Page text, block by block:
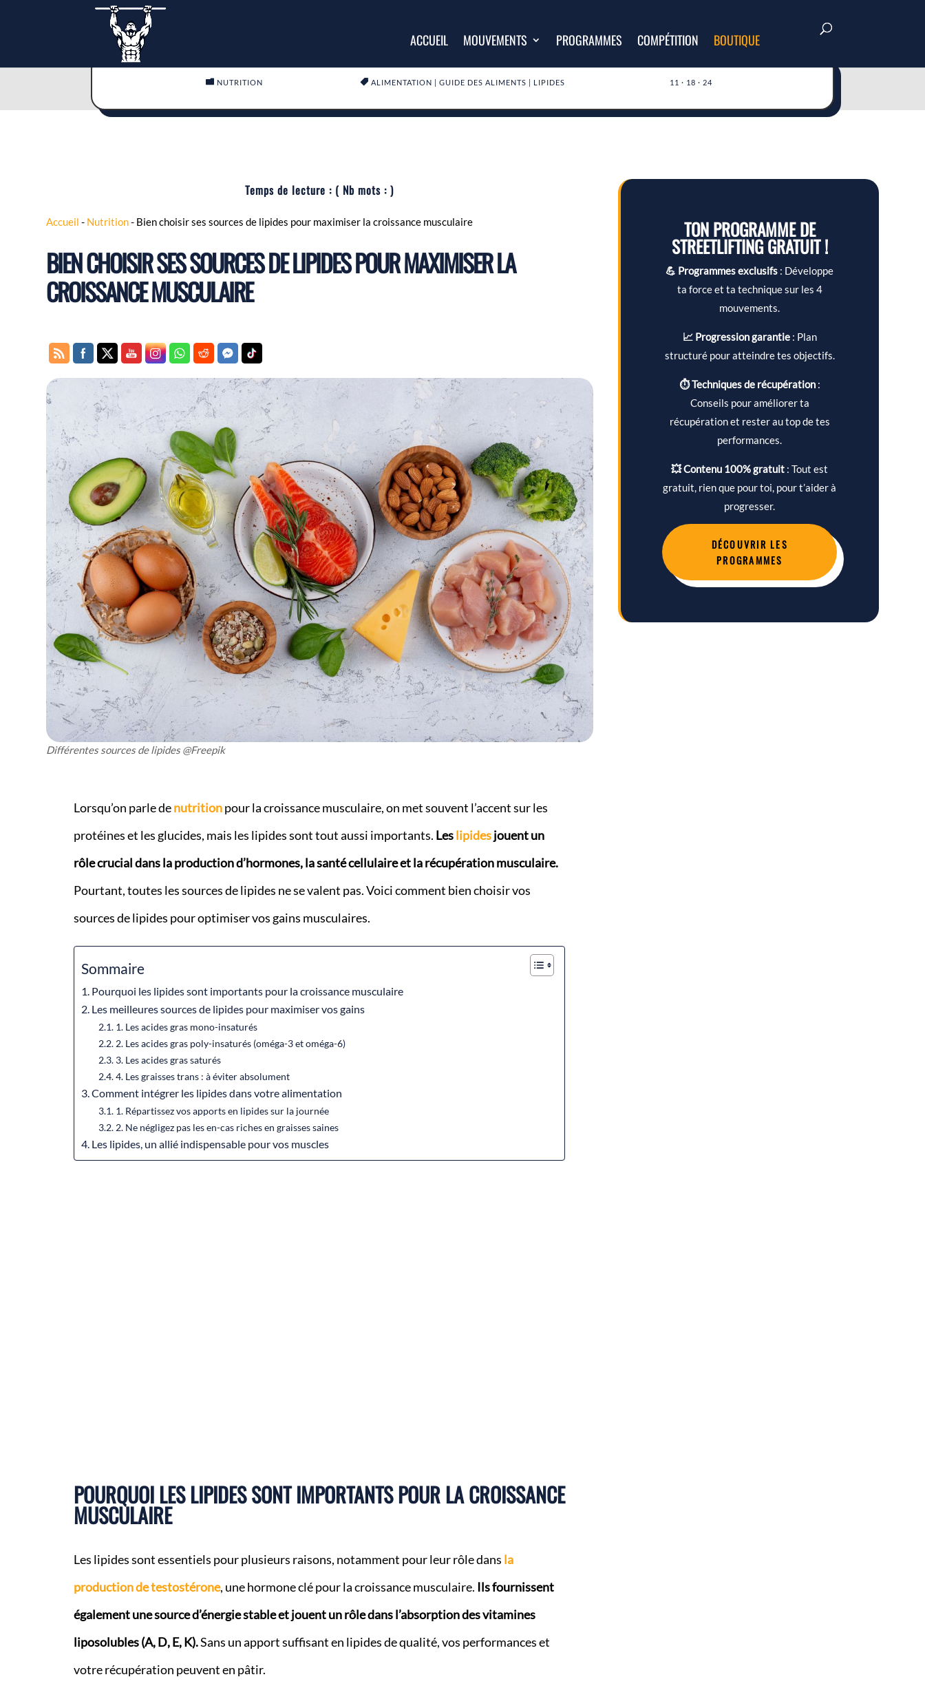
ACCUEIL MOUVEMENTS PROGRAMMES COMPÉTITION BOUTIQUE
 NUTRITION  ALIMENTATION | GUIDE DES ALIMENTS | LIPIDES 11 · 18 · 24
Temps de lecture : ( Nb mots :)
Accueil - Nutrition- Bien choisir ses sources de lipides pour maximiser la croissance musculaire
BIEN CHOISIR SES SOURCES DE LIPIDES POUR MAXIMISER LA
CROISSANCE MUSCULAIRE
Différentes sources de lipides @Freepik
Lorsqu’on parle denutritionpour la croissance musculaire, on met souvent l’accent sur les
protéines et les glucides, mais les lipides sont tout aussi importants. Leslipidesjouent un
rôle crucial dans la production d’hormones, la santé cellulaire et la récupération musculaire.
Pourtant, toutes les sources de lipides ne se valent pas. Voici comment bien choisir vos
sources de lipides pour optimiser vos gains musculaires.
Sommaire
Pourquoi les lipides sont importants pour la croissance musculaire
Les meilleures sources de lipides pour maximiser vos gains
1. Les acides gras mono-insaturés
2. Les acides gras poly-insaturés (oméga-3 et oméga-6)
3. Les acides gras saturés
4. Les graisses trans : à éviter absolument
Comment intégrer les lipides dans votre alimentation
1. Répartissez vos apports en lipides sur la journée
2. Ne négligez pas les en-cas riches en graisses saines
Les lipides, un allié indispensable pour vos muscles
POURQUOI LES LIPIDES SONT IMPORTANTS POUR LA CROISSANCE
MUSCULAIRE
Les lipides sont essentiels pour plusieurs raisons, notamment pour leur rôle dans la
production de testostérone, une hormone clé pour la croissance musculaire. Ils fournissent
également une source d’énergie stable et jouent un rôle dans l’absorption des vitamines
liposolubles (A, D, E, K).Sans un apport suffisant en lipides de qualité, vos performances et
votre récupération peuvent en pâtir.
TON PROGRAMME DE
STREETLIFTING GRATUIT !
💪 Programmes exclusifs : Développe
ta force et ta technique sur les 4
mouvements.
📈 Progression garantie: Plan
structuré pour atteindre tes objectifs.
⏱ Techniques de récupération :
Conseils pour améliorer ta
récupération et rester au top de tes
performances.
💥 Contenu 100% gratuit : Tout est
gratuit, rien que pour toi, pour t’aider à
progresser.
DÉCOUVRIR LES
PROGRAMMES